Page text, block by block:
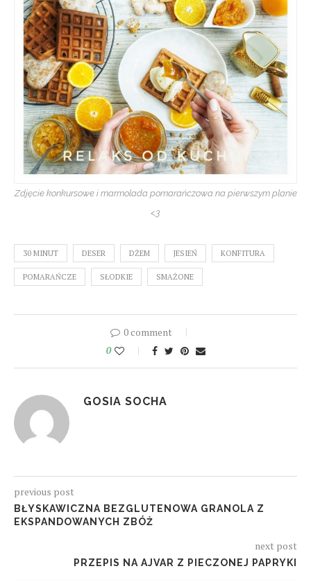
Zdjęcie konkursowe i marmolada pomarańczowa na pierwszym planie
<3
30 MINUT DESER DŻEM JESIEŃ KONFITURA
POMARAŃCZE SŁODKIE SMAŻONE
0 comment
0
GOSIA SOCHA
previous post
BŁYSKAWICZNA BEZGLUTENOWA GRANOLA Z
EKSPANDOWANYCH ZBÓŻ
next post
PRZEPIS NA AJVAR Z PIECZONEJ PAPRYKI